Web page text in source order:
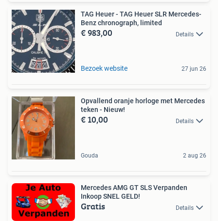
TAG Heuer - TAG Heuer SLR Mercedes-
Benz chronograph, limited
€ 983,00 Details
Bezoek website 27 jun 26
Opvallend oranje horloge met Mercedes
teken - Nieuw!
€ 10,00 Details
Gouda 2 aug 26
Mercedes AMG GT SLS Verpanden
Inkoop SNEL GELD!
Gratis Details